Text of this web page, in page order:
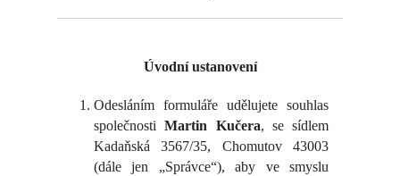
Úvodní ustanovení
Odesláním formuláře udělujete souhlas
společnostiMartin Kučera, se sídlem
Kadaňská 3567/35, Chomutov 43003
(dále jen „Správce“), aby ve smyslu